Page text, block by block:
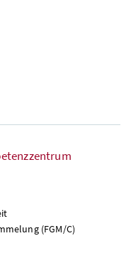
(FGM/C)